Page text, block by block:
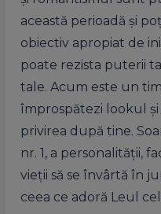
această perioadă și
obiectiv apropiat de
poate rezista puterii
tale. Acum este un
împrospătezi lookul și
privirea după tine.
nr. 1, a personalității,
vieții să se învârtă în
ceea ce adoră Leul